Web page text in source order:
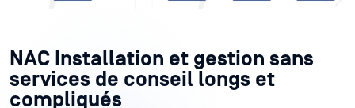
NAC Installation et gestion sans
services de conseil longs et
compliqués